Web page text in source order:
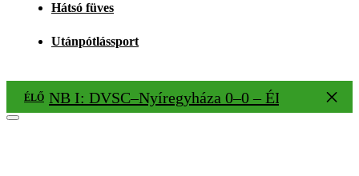
Hátsó füves
Utánpótlássport
ÉLŐ NB I: DVSC–Nyíregyháza 0–0 – ÉLŐ!